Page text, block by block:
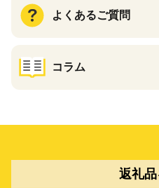
よくあるご質問
コラム
返礼